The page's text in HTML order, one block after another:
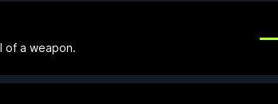
of a weapon.